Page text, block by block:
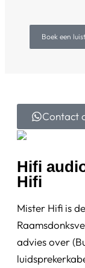
Boek een
Contact
Hifi
Hifi
Mister Hifi is
advies over